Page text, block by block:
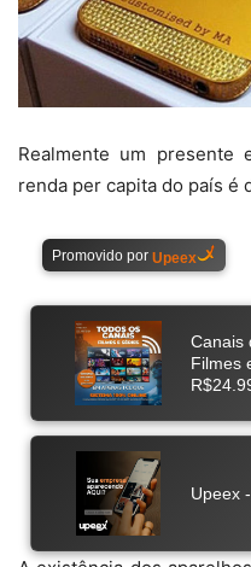
Realmente um
renda per capita do país é